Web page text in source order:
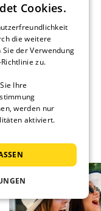
sich
Cookies.
die weitere
der Verwendung
zu.
Ihre
werden nur
aktiviert.